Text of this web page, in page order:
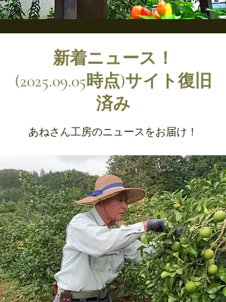
新着ニュース！
(2025.09.05時点)サイト復旧
済み
あねさん工房のニュースをお届け！